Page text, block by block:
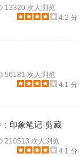
13320 次人浏览
4.2 分
56181 次人浏览
4.1 分
印象笔记·剪藏
210513 次人浏览
4.1 分